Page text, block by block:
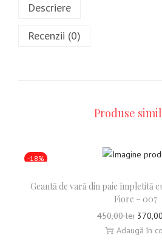
Descriere
Recenzii (0)
Produse
-18%
Geantă de vară din paie împletită
Fiore – 007
450,00lei 370,00
Adaugă în